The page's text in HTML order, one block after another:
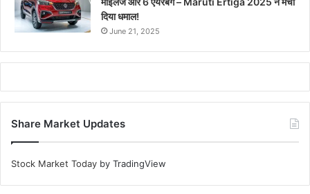
दिया धमाल!
June 21, 2025
Share Market Updates
Stock Market Today by TradingView